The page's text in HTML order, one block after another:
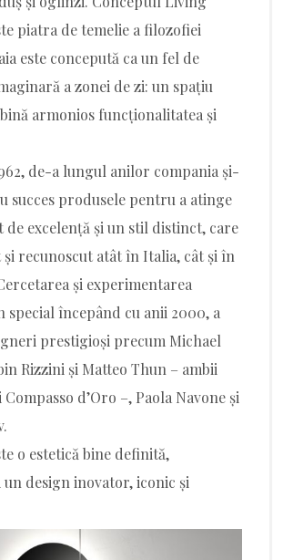
piatra de temelie a filozofiei
este concepută ca un fel de
a zonei de zi: un spațiu
armonios funcționalitatea și
de-a lungul anilor compania și-
succes produsele pentru a atinge
excelență și un stil distinct, care
și recunoscut atât în Italia, cât și în
și experimentarea
special începând cu anii 2000, a
prestigioși precum Michael
Rizzini și Matteo Thun – ambii
d’Oro –, Paola Navone și
o estetică bine definită,
un design inovator, iconic și